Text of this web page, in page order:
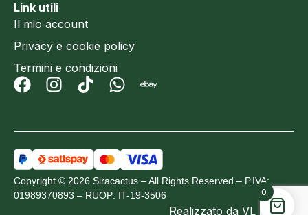
Link utili
Il mio account
Privacy e cookie policy
Termini e condizioni
Copyright © 2026 Siracactus – All Rights Reserved – P.IVA:
01989370893 – RUOP: IT-19-3506
Realizzato da VL Design
0